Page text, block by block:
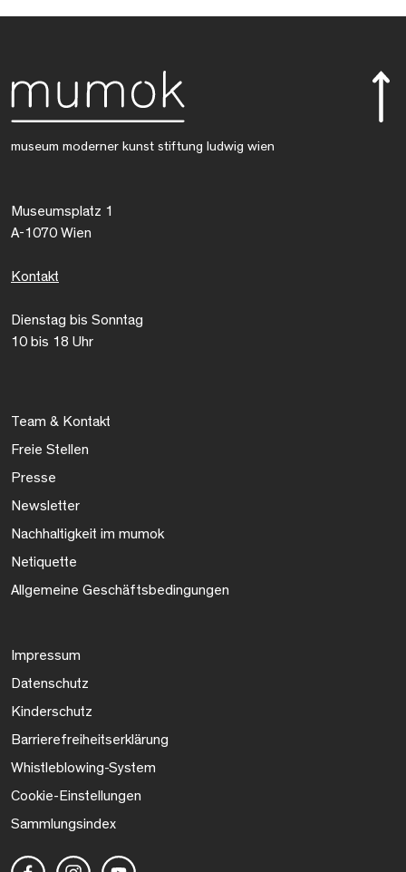
museum moderner kunst stiftung ludwig wien
Museumsplatz 1
A-1070 Wien
Kontakt
Dienstag bis Sonntag
10 bis 18 Uhr
Team & Kontakt
Freie Stellen
Presse
Newsletter
Nachhaltigkeit im mumok
Netiquette
Allgemeine Geschäftsbedingungen
Impressum
Datenschutz
Kinderschutz
Barrierefreiheitserklärung
Whistleblowing-System
Cookie-Einstellungen
Sammlungsindex